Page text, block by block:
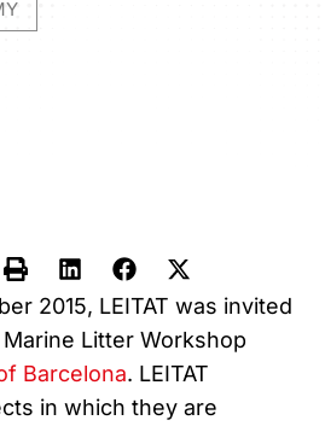
2015, LEITAT was invited
Litter Workshop
Barcelona. LEITAT
in which they are